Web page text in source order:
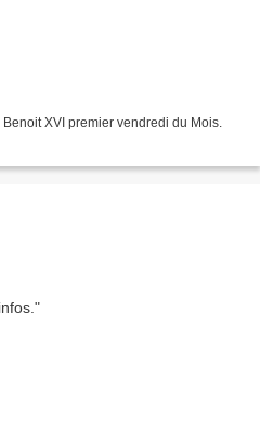
XVI premier vendredi du Mois.